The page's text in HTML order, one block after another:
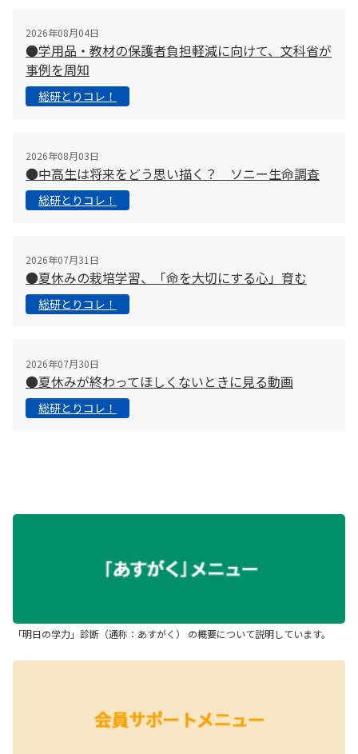
2026年08月04日
●学用品・教材の保護者負担軽減に向けて、文科省が
事例を周知
総研とりコレ！
2026年08月03日
●中高生は将来をどう思い描く？ ソニー生命調査
総研とりコレ！
2026年07月31日
●夏休みの栽培学習、「命を大切にする心」育む
総研とりコレ！
2026年07月30日
●夏休みが終わってほしくないときに見る動画
総研とりコレ！
「明日の学力」診断（通称：あすがく） の概要について説明しています。